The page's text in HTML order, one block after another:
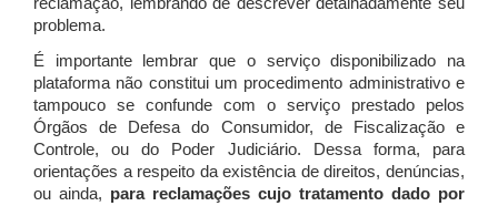
reclamação, lembrando de descrever detalhadamente seu
problema.
É importante lembrar que o serviço disponibilizado na
plataforma não constitui um procedimento administrativo e
tampouco se confunde com o serviço prestado pelos
Órgãos de Defesa do Consumidor, de Fiscalização e
Controle, ou do Poder Judiciário. Dessa forma, para
orientações a respeito da existência de direitos, denúncias,
ou ainda, para reclamações cujo tratamento dado por